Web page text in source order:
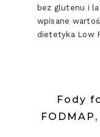
bez glutenu i
wpisane
dietetyka Low
Fody